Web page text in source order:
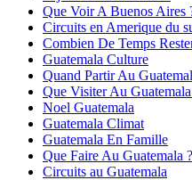
Que Voir A Buenos Aires
Circuits en Amerique du
Combien De Temps
Guatemala Culture
Quand Partir Au
Que Visiter Au
Noel Guatemala
Guatemala Climat
Guatemala En Famille
Que Faire Au Guatemala ?
Circuits au Guatemala